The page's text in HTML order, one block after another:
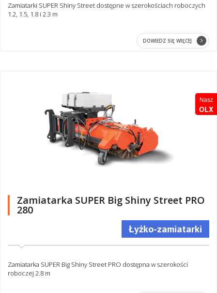
Zamiatarki SUPER Shiny Street dostępne w szerokościach roboczych
1.2, 1.5, 1.8 i 2.3 m
DOWIEDZ SIĘ WIĘCEJ
Zamiatarka SUPER Big Shiny Street PRO
280
Łyżko-zamiatarki
Zamiatarka SUPER Big Shiny Street PRO dostępna w szerokości
roboczej 2.8 m
Nasz
OLX